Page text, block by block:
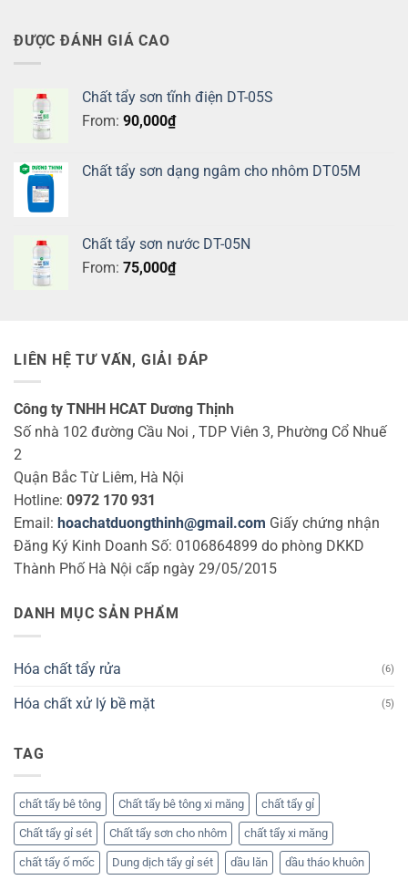
ĐƯỢC ĐÁNH GIÁ CAO
Chất tẩy sơn tĩnh điện DT-05S
From: 90,000₫
Chất tẩy sơn dạng ngâm cho nhôm DT05M
Chất tẩy sơn nước DT-05N
From: 75,000₫
LIÊN HỆ TƯ VẤN, GIẢI ĐÁP
Công ty TNHH HCAT Dương Thịnh
Số nhà 102 đường Cầu Noi , TDP Viên 3, Phường Cổ Nhuế
2
Quận Bắc Từ Liêm, Hà Nội
Hotline: 0972 170 931
Email: hoachatduongthinh@gmail.com Giấy chứng nhận
Đăng Ký Kinh Doanh Số: 0106864899 do phòng DKKD
Thành Phố Hà Nội cấp ngày 29/05/2015
DANH MỤC SẢN PHẨM
Hóa chất tẩy rửa (6)
Hóa chất xử lý bề mặt (5)
TAG
chất tẩy bê tông Chất tẩy bê tông xi măng chất tẩy gỉ
Chất tẩy gỉ sét Chất tẩy sơn cho nhôm chất tẩy xi măng
chất tẩy ố mốc Dung dịch tẩy gỉ sét dầu lăn dầu tháo khuôn